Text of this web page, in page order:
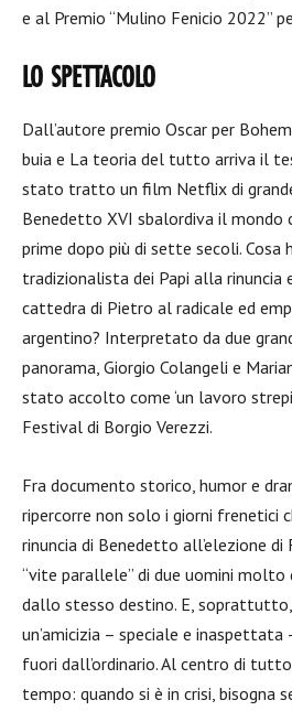
e al Premio “Mulino Fenicio 2022”
LO SPETTACOLO
Dall’autore premio Oscar per
buia e La teoria del tutto arriva il
stato tratto un film Netflix di
Benedetto XVI sbalordiva il mondo
prime dopo più di sette secoli. Cosa
tradizionalista dei Papi alla rinuncia
cattedra di Pietro al radicale ed
argentino? Interpretato da due
panorama, Giorgio Colangeli e
stato accolto come ‘un lavoro
Festival di Borgio Verezzi.
Fra documento storico, humor e
ripercorre non solo i giorni frenetici
rinuncia di Benedetto all’elezione di
“vite parallele” di due uomini molto
dallo stesso destino. E,
un’amicizia – speciale e
fuori dall’ordinario. Al centro di
tempo: quando si è in crisi, bisogna